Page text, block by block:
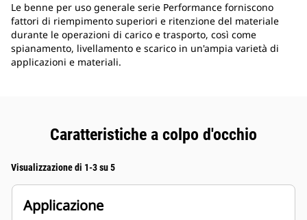
Le benne per uso generale serie Performance forniscono
fattori di riempimento superiori e ritenzione del materiale
durante le operazioni di carico e trasporto, così come
spianamento, livellamento e scarico in un'ampia varietà di
applicazioni e materiali.
Caratteristiche a colpo d'occhio
Visualizzazione di 1-3 su 5
Applicazione